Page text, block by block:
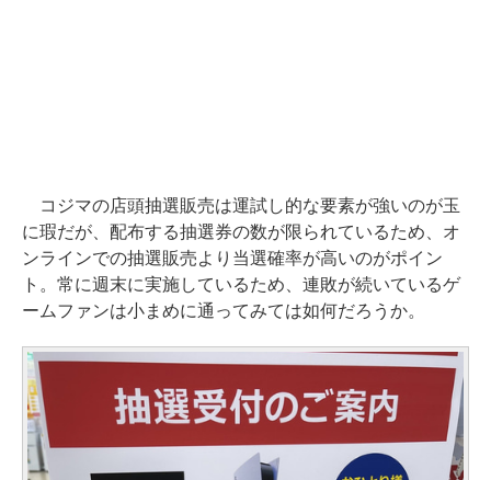
コジマの店頭抽選販売は運試し的な要素が強いのが玉
に瑕だが、配布する抽選券の数が限られているため、オ
ンラインでの抽選販売より当選確率が高いのがポイン
ト。常に週末に実施しているため、連敗が続いているゲ
ームファンは小まめに通ってみては如何だろうか。